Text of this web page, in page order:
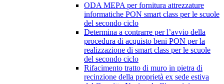
ODA MEPA per fornitura attrezzature
informatiche PON smart class per le scuole
del secondo ciclo
Determina a contrarre per l’avvio della
procedura di acquisto beni PON per la
realizzazione di smart class per le scuole
del secondo ciclo
Rifacimento tratto di muro in pietra di
recinzione della proprietà ex sede estiva